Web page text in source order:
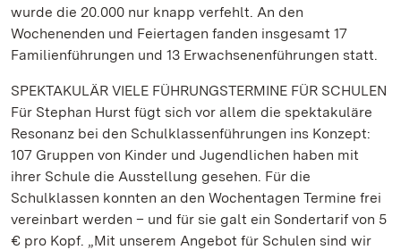
wurde die 20.000 nur knapp verfehlt. An den
Wochenenden und Feiertagen fanden insgesamt 17
Familienführungen und 13 Erwachsenenführungen statt.
SPEKTAKULÄR VIELE FÜHRUNGSTERMINE FÜR SCHULEN
Für Stephan Hurst fügt sich vor allem die spektakuläre
Resonanz bei den Schulklassenführungen ins Konzept:
107 Gruppen von Kinder und Jugendlichen haben mit
ihrer Schule die Ausstellung gesehen. Für die
Schulklassen konnten an den Wochentagen Termine frei
vereinbart werden – und für sie galt ein Sondertarif von 5
€ pro Kopf. „Mit unserem Angebot für Schulen sind wir